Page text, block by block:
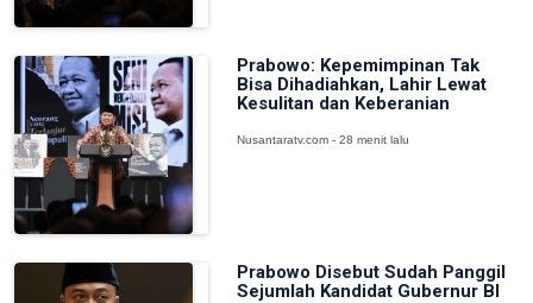
Prabowo: Kepemimpinan Tak
Bisa Dihadiahkan, Lahir Lewat
Kesulitan dan Keberanian
Nusantaratv.com - 28 menit lalu
Prabowo Disebut Sudah Panggil
Sejumlah Kandidat Gubernur BI